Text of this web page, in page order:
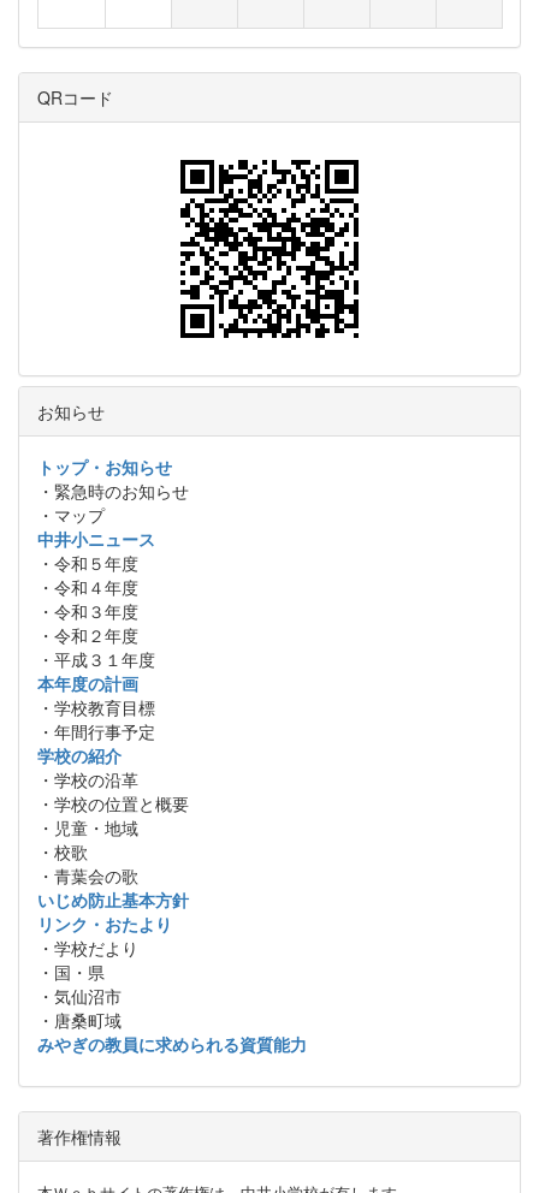
QRコード
お知らせ
トップ・お知らせ
・緊急時のお知らせ
・マップ
中井小ニュース
・令和５年度
・令和４年度
・令和３年度
・令和２年度
・平成３１年度
本年度の計画
・学校教育目標
・年間行事予定
学校の紹介
・学校の沿革
・学校の位置と概要
・児童・地域
・校歌
・青葉会の歌
いじめ防止基本方針
リンク・おたより
・学校だより
・国・県
・気仙沼市
・唐桑町域
みやぎの教員に求められる資質能力
著作権情報